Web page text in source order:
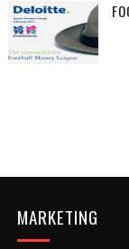
MARKETING